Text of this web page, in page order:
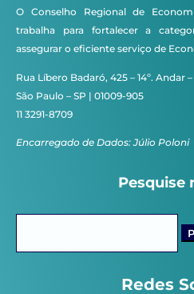
O Conselho Regional de
trabalha para fortalecer a
assegurar o eficiente serviço de
Rua Líbero Badaró, 425 – 14º. Andar
São Paulo – SP | 01009-905
11 3291-8709
Encarregado de Dados: Júlio Poloni
Pesquise
Redes